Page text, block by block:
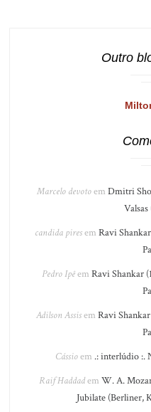
Outro
Marcelo devotoem Dmitri
candida piresem Ravi
Pedro Ipêem Ravi Shankar
Adilson Assisem Ravi
Cássioem .: interlúdio :.
Raif Haddadem W. A.
Jubilate (Berliner,